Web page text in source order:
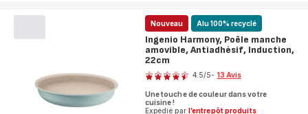
Nouveau Alu 100% recyclé
Ingenio Harmony, Poêle manche
amovible, Antiadhésif, Induction,
22cm
Note
4.5/5- 13 Avis
Une touche de couleur dans votre
cuisine !
Expédié par l’entrepôt produits